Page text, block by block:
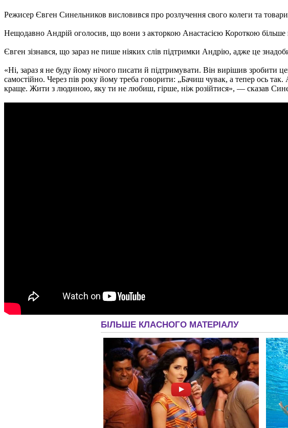
Режисер Євген Синельников висловився про розлучення свого колеги та
Нещодавно Андрій оголосив, що вони з акторкою Анастасією Короткою більше
Євген зізнався, що зараз не пише ніяких слів підтримки Андрію, адже це
«Ні, зараз я не буду йому нічого писати й підтримувати. Він вирішив зробити
самостійно. Через пів року йому треба говорити: „Бачиш чувак, а тепер ось
краще. Жити з людиною, яку ти не любиш, гірше, ніж розійтися», — сказав